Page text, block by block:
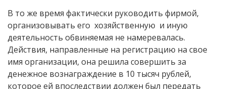
В то же время фактически руководить фирмой,
организовывать его хозяйственную и иную
деятельность обвиняемая не намеревалась.
Действия, направленные на регистрацию на свое
имя организации, она решила совершить за
денежное вознаграждение в 10 тысяч рублей,
которое ей впоследствии должен был передать